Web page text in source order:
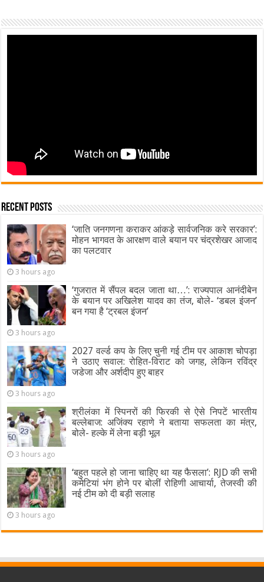
Recent Posts
‘जाति जनगणना कराकर आंकड़े सार्वजनिक करे सरकार’:
मोहन भागवत के आरक्षण वाले बयान पर चंद्रशेखर आजाद
का पलटवार
3 hours ago
‘गुजरात में सैंपल बदल जाता था…’: राज्यपाल आनंदीबेन
के बयान पर अखिलेश यादव का तंज, बोले- ‘डबल इंजन’
बन गया है ‘ट्रबल इंजन’
3 hours ago
2027 वर्ल्ड कप के लिए चुनी गई टीम पर आकाश चोपड़ा
ने उठाए सवाल: रोहित-विराट को जगह, लेकिन रविंद्र
जडेजा और अर्शदीप हुए बाहर
3 hours ago
श्रीलंका में स्पिनरों की फिरकी से ऐसे निपटें भारतीय
बल्लेबाज: अजिंक्य रहाणे ने बताया सफलता का मंत्र,
बोले- हल्के में लेना बड़ी भूल
3 hours ago
‘बहुत पहले हो जाना चाहिए था यह फैसला’: RJD की सभी
कमेटियां भंग होने पर बोलीं रोहिणी आचार्या, तेजस्वी की
नई टीम को दी बड़ी सलाह
3 hours ago